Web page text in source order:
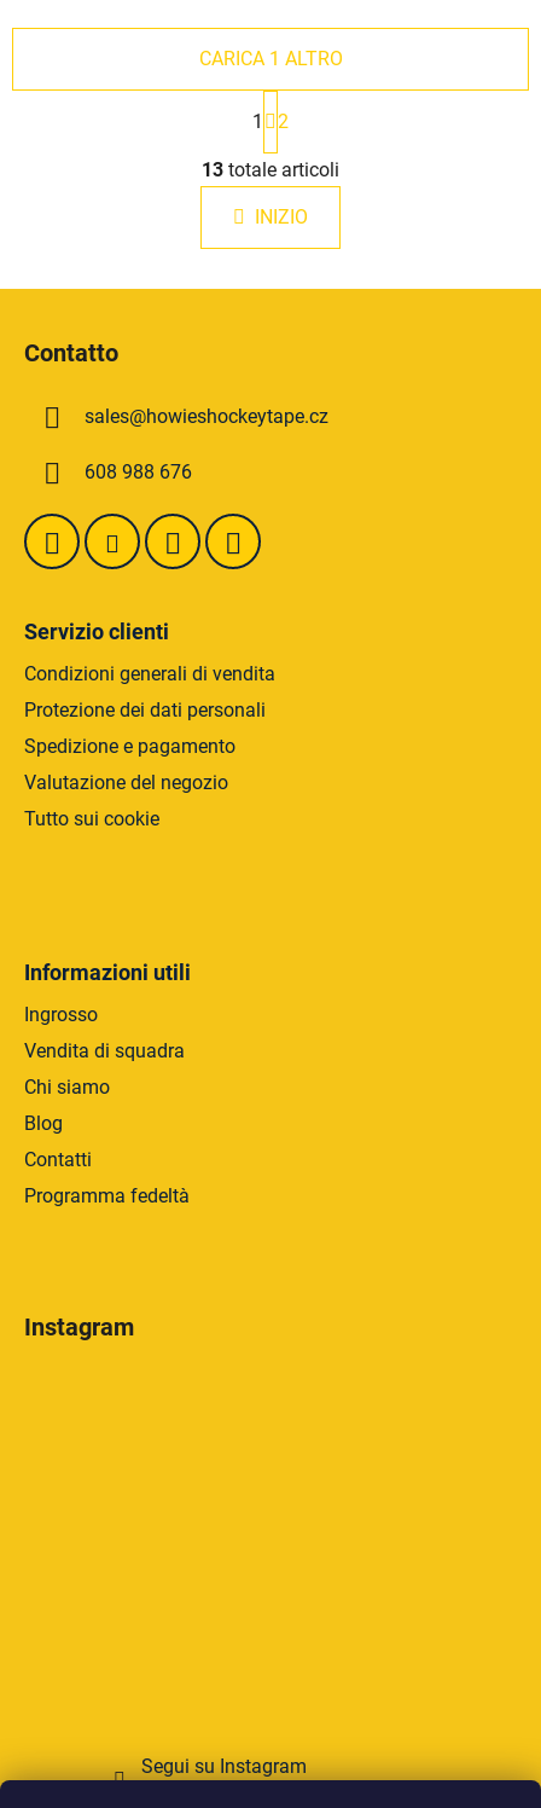
C
o
n
t
r
o
e
CARICA 1 ALTRO
a
g
i
n
a
o
1 2
13 totale articoli
INIZIO
Contatto
sales@howieshockeytape.cz
608 988 676
Servizio clienti
Condizioni generali di vendita
Protezione dei dati personali
Spedizione e pagamento
Valutazione del negozio
Tutto sui cookie
Informazioni utili
Ingrosso
Vendita di squadra
Chi siamo
Blog
Contatti
Programma fedeltà
Instagram
Segui su Instagram